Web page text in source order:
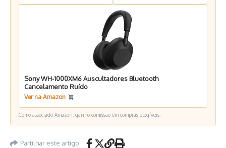
Sony WH-1000XM6 Auscultadores Bluetooth
Cancelamento Ruído
Ver na Amazon
Como associado Amazon, ganho comissão em compras elegíveis.
Partilhar este artigo